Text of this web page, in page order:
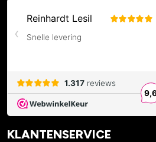
KLANTENSERVICE